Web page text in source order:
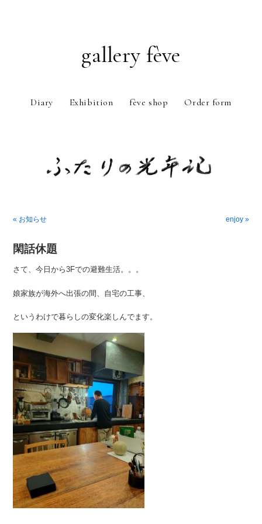
gallery fève
Diary Exhibition fève shop Order form
« お知らせ
enjoy »
閑話休題
さて、今日から3Fでの避難生活。。。
娘家族が海外へ出張の間、自宅の工事、
というわけで暮らしの変化楽しんでます。